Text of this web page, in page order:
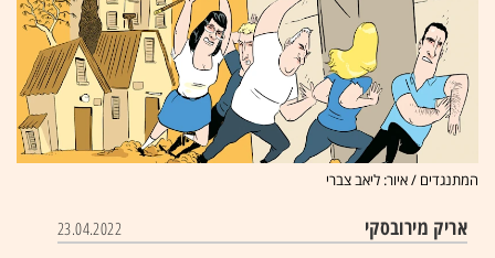
המתנגדים / איור: ליאב צברי
אריק מירובסקי 23.04.2022